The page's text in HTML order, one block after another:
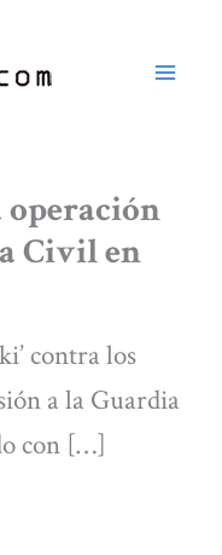
operación
Civil en
contra los
a la Guardia
con […]